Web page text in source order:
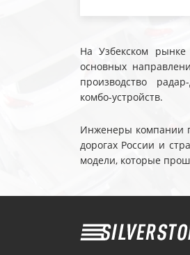
На Узбекском
основных
производство
комбо-устройств.
Инженеры компании
дорогах России и
модели, которые